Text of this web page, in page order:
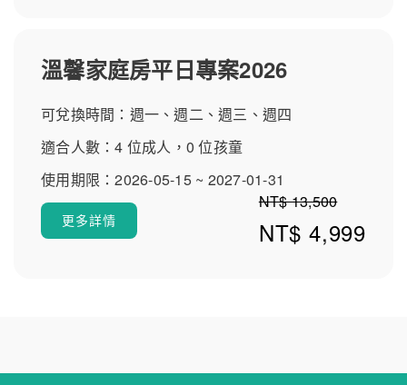
溫馨家庭房平日專案2026
可兌換時間：週一、週二、週三、週四
適合人數：4 位成人，0 位孩童
使用期限：2026-05-15 ~ 2027-01-31
NT$ 13,500
NT$ 4,999
更多詳情